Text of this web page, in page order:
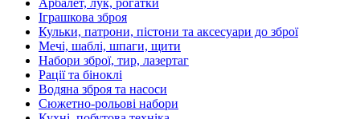
Арбалет, лук, рогатки
Іграшкова зброя
Кульки, патрони, пістони та аксесуари до зброї
Мечі, шаблі, шпаги, щити
Набори зброї, тир, лазертаг
Рації та біноклі
Водяна зброя та насоси
Сюжетно-рольові набори